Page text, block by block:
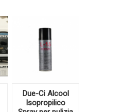
Due-Ci Alcool
Isopropilico